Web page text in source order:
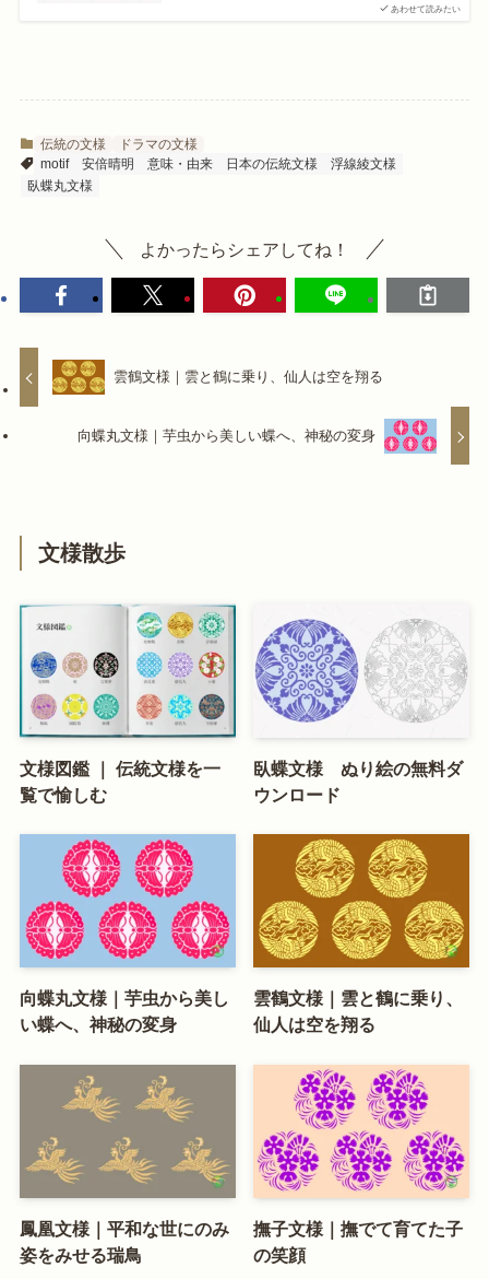
あわせて読みたい
伝統の文様
ドラマの文様
motif
安倍晴明 意味・由来 日本の伝統文様
浮線綾文様
臥蝶丸文様
よかったらシェアしてね！
雲鶴文様｜雲と鶴に乗り、仙人は空を翔る
向蝶丸文様｜芋虫から美しい蝶へ、神秘の変身
文様散歩
文様図鑑 ｜ 伝統文様を一
覧で愉しむ
臥蝶文様 ぬり絵の無料ダ
ウンロード
向蝶丸文様｜芋虫から美し
い蝶へ、神秘の変身
雲鶴文様｜雲と鶴に乗り、
仙人は空を翔る
鳳凰文様｜平和な世にのみ
姿をみせる瑞鳥
撫子文様｜撫でて育てた子
の笑顔